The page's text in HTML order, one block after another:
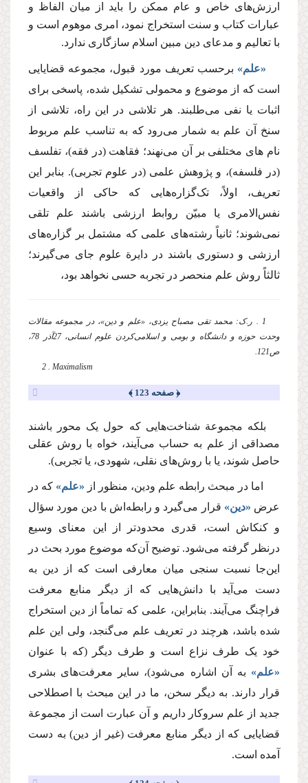
ارزش‌های خاص و عام ممکن را باید از میان الفاظ و
عبارات کتاب و سنت استخراج نمود،‌ امری موهوم است و
با تعالیم و مدعای دین مبین اسلام سازگاری ندارد.
«علم» برحسب تعریف مورد قبول، مجموعه قضایایی
است که از موضوع و محمولی تشکیل شده، پاسخی برای
اثبات یا نفی می‌طلبند. هر تلاشی در این راه، تلاشی از
سنخ آن علم به شمار می‌رود که به تناسب علم مربوط
نام های مختلفی بر آن می‌نهند؛ فقاهت (در فقه)، تفلسف
(در فلسفه)، و پژوهش علمی (در علوم تجربی). بنابر این
تعریف، اولاً، تک‌گزاره‌هایی که حاکی از واقعیات
نفس‌الامری یا مبیّن روابط ارزشی باشند علم تلقی
نمی‌شوند؛ ثانیاً رشته‌های علمی که مشتمل بر گزاره‌های
ارزشی و دستوری باشند در دایرة علوم جای می‌گیرند؛
ثالثاً روش علم منحصر در تجربه حسی نخواهد بود،
1 . ر.ک: محمد تقی مصباح یزدی، «علم و دین»، در مجموعه مقالات
وحدت حوزه و دانشگاه و بومی و اسلامی‌کردن علوم انسانی، 27آذر 78،
ص121.
2 . Maximalism
﴿ صفحه 123 ﴾
بلکه مجموعة شناخت‌هایی که حول یک محور باشند
مصداقی از علم به حساب می‌آیند، خواه با روش عقلی
حاصل شوند، یا با روش‌های نقلی، شهودی، یا تجربی).
اما در مبحث رابطه علم ودین، منظور از «علم» که در
عرض «دین» قرار می‌گیرد و رابطه‌اش با دین مورد سؤال
و کنکاش است،‌ قدری محدودتر از این معنای وسیع
درنظر گرفته می‌شود. توضیح آن‌که موضوع مورد بحث در
این‌جا نسبت سنجی میان معارفی است که از دین به
دست می‌آید با دانش‌هایی که از دیگر منابع معرفت
فراچنگ می‌آیند. بنابراین، علمی که تماماً از دین استخراج
شده باشد، هرچند در تعریف علم می‌گنجد، ولی این علم
خود یک طرف نزاع است و طرف دیگر (که با عنوان
«علم» به آن اشاره می‌شود)، سایر معرفت‌های بشری
قرار دارند. به دیگر سخن، ما در این مبحث با اصطلاحی
جدید از علم سروکار داریم و آن عبارت است از مجموعة
قضایایی که از دیگر منابع معرفت (غیر از دین) به دست
آمده است.